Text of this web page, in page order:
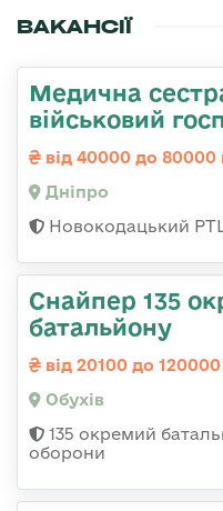
ВАКАНСІЇ
Медична
військовий
від 40000 до 80000
Дніпро
Новокодацький
Снайпер 135
батальйону
від 20100 до
Обухів
135 окремий
оборони